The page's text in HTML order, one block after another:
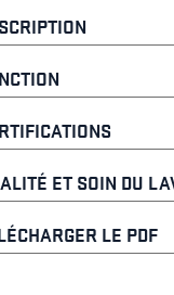
ET SOIN DU
LE PDF